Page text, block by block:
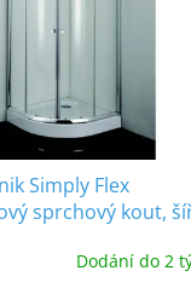
Simply Flex
sprchový kout,
Dodání do 2